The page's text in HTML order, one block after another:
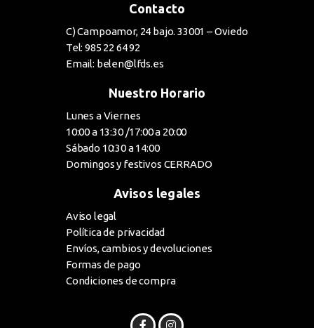
Contacto
C) Campoamor, 24 bajo. 33001 – Oviedo
Tel: 985 22 64 92
Email: belen@lfds.es
Nuestro Horario
Lunes a Viernes
10:00 a 13:30 /17:00 a 20:00
Sábado 10:30 a 14:00
Domingos y festivos CERRADO
Avisos legales
Aviso legal
Política de privacidad
Envíos, cambios y devoluciones
Formas de pago
Condiciones de compra